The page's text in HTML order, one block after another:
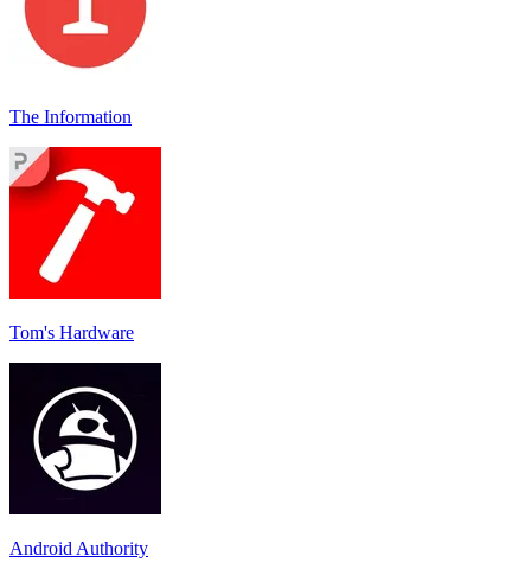
The Information
Tom's Hardware
Android Authority